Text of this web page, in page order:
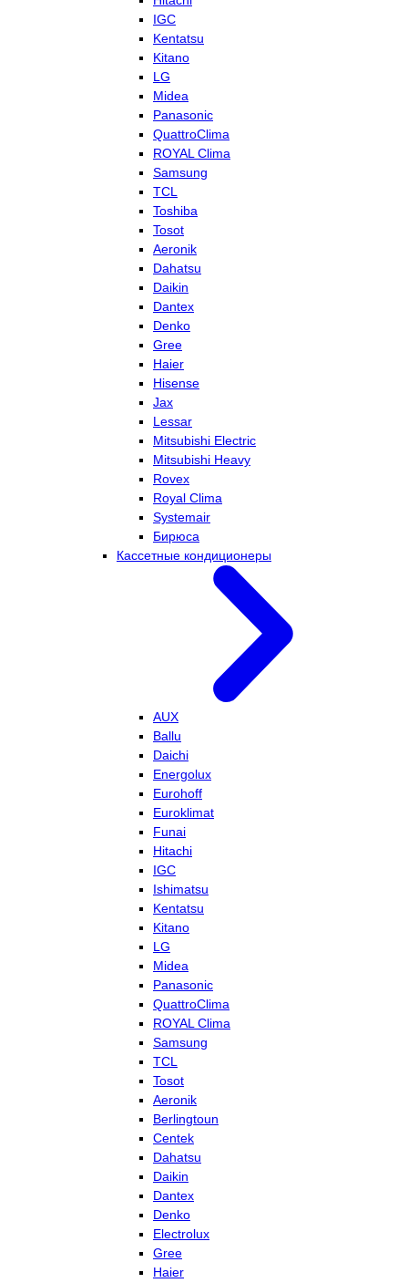
IGC
Kentatsu
Kitano
LG
Midea
Panasonic
QuattroClima
ROYAL Clima
Samsung
TCL
Toshiba
Tosot
Aeronik
Dahatsu
Daikin
Dantex
Denko
Gree
Haier
Hisense
Jax
Lessar
Mitsubishi Electric
Mitsubishi Heavy
Rovex
Royal Clima
Systemair
Бирюса
Кассетные кондиционеры
AUX
Ballu
Daichi
Energolux
Eurohoff
Euroklimat
Funai
Hitachi
IGC
Ishimatsu
Kentatsu
Kitano
LG
Midea
Panasonic
QuattroClima
ROYAL Clima
Samsung
TCL
Tosot
Aeronik
Berlingtoun
Centek
Dahatsu
Daikin
Dantex
Denko
Electrolux
Gree
Haier